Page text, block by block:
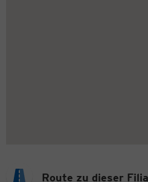
Route zu dieser